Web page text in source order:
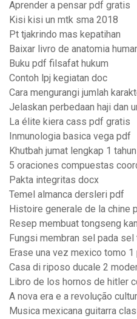
Aprender a pensar pdf gratis
Kisi kisi un mtk sma 2018
Pt tjakrindo mas kepatihan
Baixar livro de anatomia
Buku pdf filsafat hukum
Contoh lpj kegiatan doc
Cara mengurangi jumlah
Jelaskan perbedaan haji dan
La élite kiera cass pdf gratis
Inmunologia basica vega pdf
Khutbah jumat lengkap 1 tahun
5 oraciones compuestas
Pakta integritas docx
Temel almanca dersleri pdf
Histoire generale de la chine
Resep membuat tongseng
Fungsi membran sel pada sel
Erase una vez mexico tomo 1
Casa di riposo ducale 2
Libro de los hornos de hitler
A nova era e a revolução
Musica mexicana guitarra